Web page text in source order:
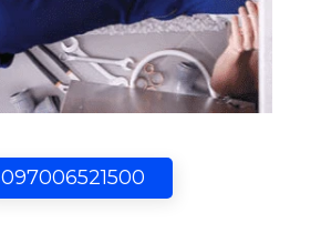
097006521500